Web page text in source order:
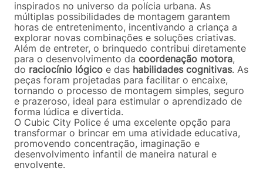
inspirados no universo da polícia urbana. As
múltiplas possibilidades de montagem garantem
horas de entretenimento, incentivando a criança a
explorar novas combinações e soluções criativas.
Além de entreter, o brinquedo contribui diretamente
para o desenvolvimento da coordenação motora,
do raciocínio lógico e das habilidades cognitivas. As
peças foram projetadas para facilitar o encaixe,
tornando o processo de montagem simples, seguro
e prazeroso, ideal para estimular o aprendizado de
forma lúdica e divertida.
O Cubic City Police é uma excelente opção para
transformar o brincar em uma atividade educativa,
promovendo concentração, imaginação e
desenvolvimento infantil de maneira natural e
envolvente.